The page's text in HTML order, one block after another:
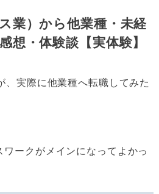
業）から他業種・未経
想・体験談【実体験】
、実際に他業種へ転職してみた
ワークがメインになってよかっ